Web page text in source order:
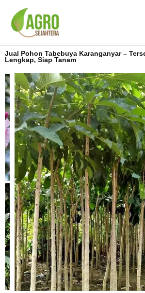
konten
Jual Pohon Tabebuya Karanganyar –
Lengkap, Siap Tanam